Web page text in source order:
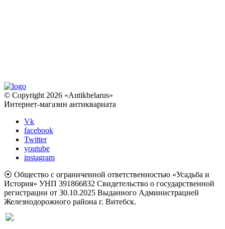
© Copyright 2026 «Antikbelarus»
Интернет-магазин антиквариата
Vk
facebook
Twitter
youtube
instagram
⦿ Общество с ограниченной ответственностью «Усадьба и
История» УНП 391866832 Свидетельство о государственной
регистрации от 30.10.2025 Выданного Администрацией
Железнодорожного района г. Витебск.